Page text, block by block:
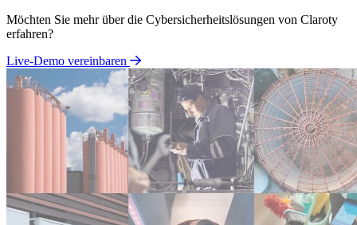
Möchten Sie mehr über die Cybersicherheitslösungen von Claroty
erfahren?
Live-Demo vereinbaren